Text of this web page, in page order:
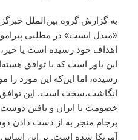
به گزارش گروه بین‌الملل
«میدل ایست» در مطلبی پیرامون
اهداف خود رسیده است یا
این باور است که با توافق
رسیده، اما این‌که این مورد را
خصومت با ایران و یافتن
برجام منجر به از دست دادن
آمریکا شده است. بر این